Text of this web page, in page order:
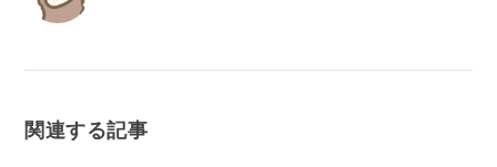
関連する記事